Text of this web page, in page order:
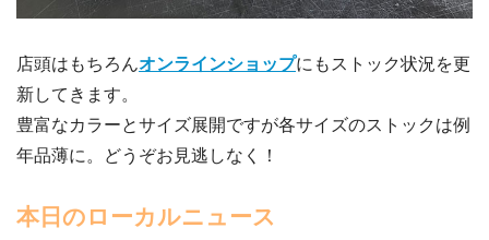
店頭はもちろんオンラインショップにもストック状況を更
新してきます。
豊富なカラーとサイズ展開ですが各サイズのストックは例
年品薄に。どうぞお見逃しなく！
本日のローカルニュース